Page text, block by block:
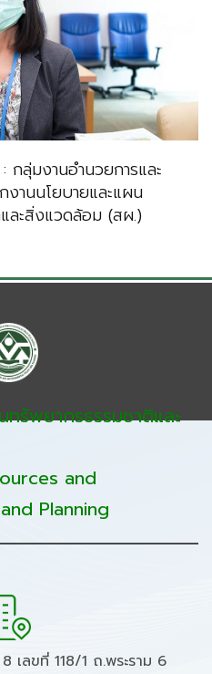
กลุ่มงานอำนวยการและ
านนโยบายและแผน
ละสิ่งแวดล้อม (สผ.)
ทรัพยากรธรรมชาติและ
and
Planning
เลขที่ 118/1 ถ.พระราม 6